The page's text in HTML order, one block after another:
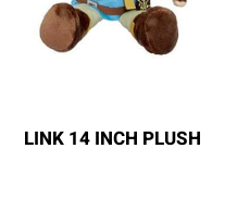
LINK 14 INCH PLUSH